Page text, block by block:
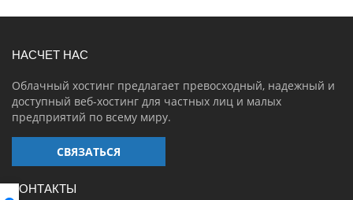
НАСЧЕТ НАС
Облачный хостинг предлагает превосходный, надежный и
доступный веб-хостинг для частных лиц и малых
предприятий по всему миру.
СВЯЗАТЬСЯ
КОНТАКТЫ